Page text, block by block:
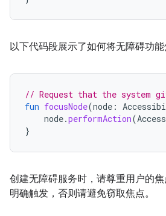
以下代码段展示了如何将无障碍功能
// Request that the system
fun focusNode(node :
node.performAction(
}
创建无障碍服务时，请尊重用户的
明确触发，否则请避免窃取焦点。